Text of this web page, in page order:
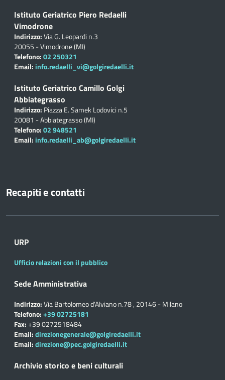
Istituto Geriatrico Piero Redaelli
Vimodrone
Indirizzo:Via G. Leopardi n.3
20055 - Vimodrone (MI)
Telefono:02 250321
Email: info.redaelli_vi@golgiredaelli.it
Istituto Geriatrico Camillo Golgi
Abbiategrasso
Indirizzo: Piazza E. Samek Lodovici n.5
20081 - Abbiategrasso (MI)
Telefono:02 948521
Email: info.redaelli_ab@golgiredaelli.it
Recapiti e contatti
URP
Ufficio relazioni con il pubblico
Sede Amministrativa
Indirizzo:Via Bartolomeo d'Alviano n.78 , 20146 - Milano
Telefono:+39 02725181
Fax:+39 0272518484
Email:direzionegenerale@golgiredaelli.it
Email:direzione@pec.golgiredaelli.it
Archivio storico e beni culturali